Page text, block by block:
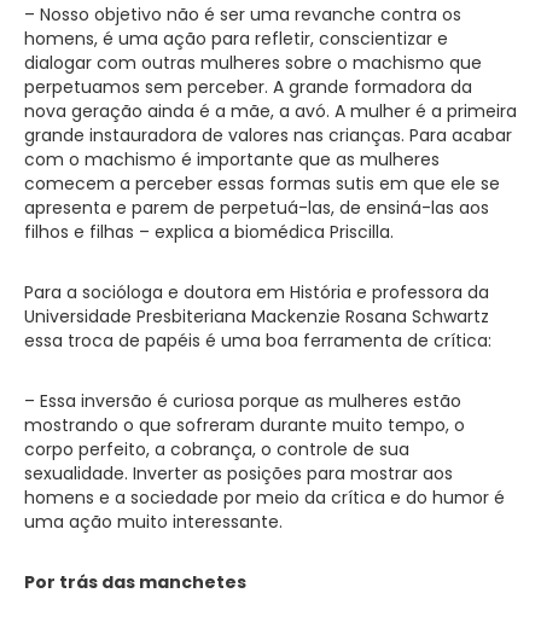
– Nosso objetivo não é ser uma revanche contra os
homens, é uma ação para refletir, conscientizar e
dialogar com outras mulheres sobre o machismo que
perpetuamos sem perceber. A grande formadora da
nova geração ainda é a mãe, a avó. A mulher é a primeira
grande instauradora de valores nas crianças. Para acabar
com o machismo é importante que as mulheres
comecem a perceber essas formas sutis em que ele se
apresenta e parem de perpetuá-las, de ensiná-las aos
filhos e filhas – explica a biomédica Priscilla.
Para a socióloga e doutora em História e professora da
Universidade Presbiteriana Mackenzie Rosana Schwartz
essa troca de papéis é uma boa ferramenta de crítica:
– Essa inversão é curiosa porque as mulheres estão
mostrando o que sofreram durante muito tempo, o
corpo perfeito, a cobrança, o controle de sua
sexualidade. Inverter as posições para mostrar aos
homens e a sociedade por meio da crítica e do humor é
uma ação muito interessante.
Por trás das manchetes